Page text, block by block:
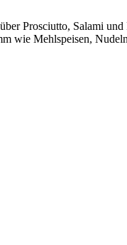
Prosciutto, Salami
wie Mehlspeisen,